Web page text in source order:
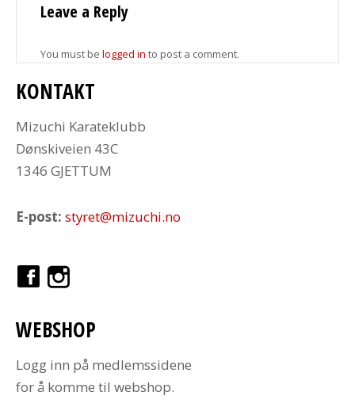
Leave a Reply
You must be logged in to post a comment.
KONTAKT
Mizuchi Karateklubb
Dønskiveien 43C
1346 GJETTUM
E-post: styret@mizuchi.no
WEBSHOP
Logg inn på medlemssidene
for å komme til webshop.